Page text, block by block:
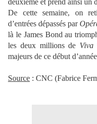
deuxième et prend ainsi un
De cette semaine, on
d’entrées dépassés par
là le James Bond au
les deux millions de
majeurs de ce début
Source : CNC (Fabrice